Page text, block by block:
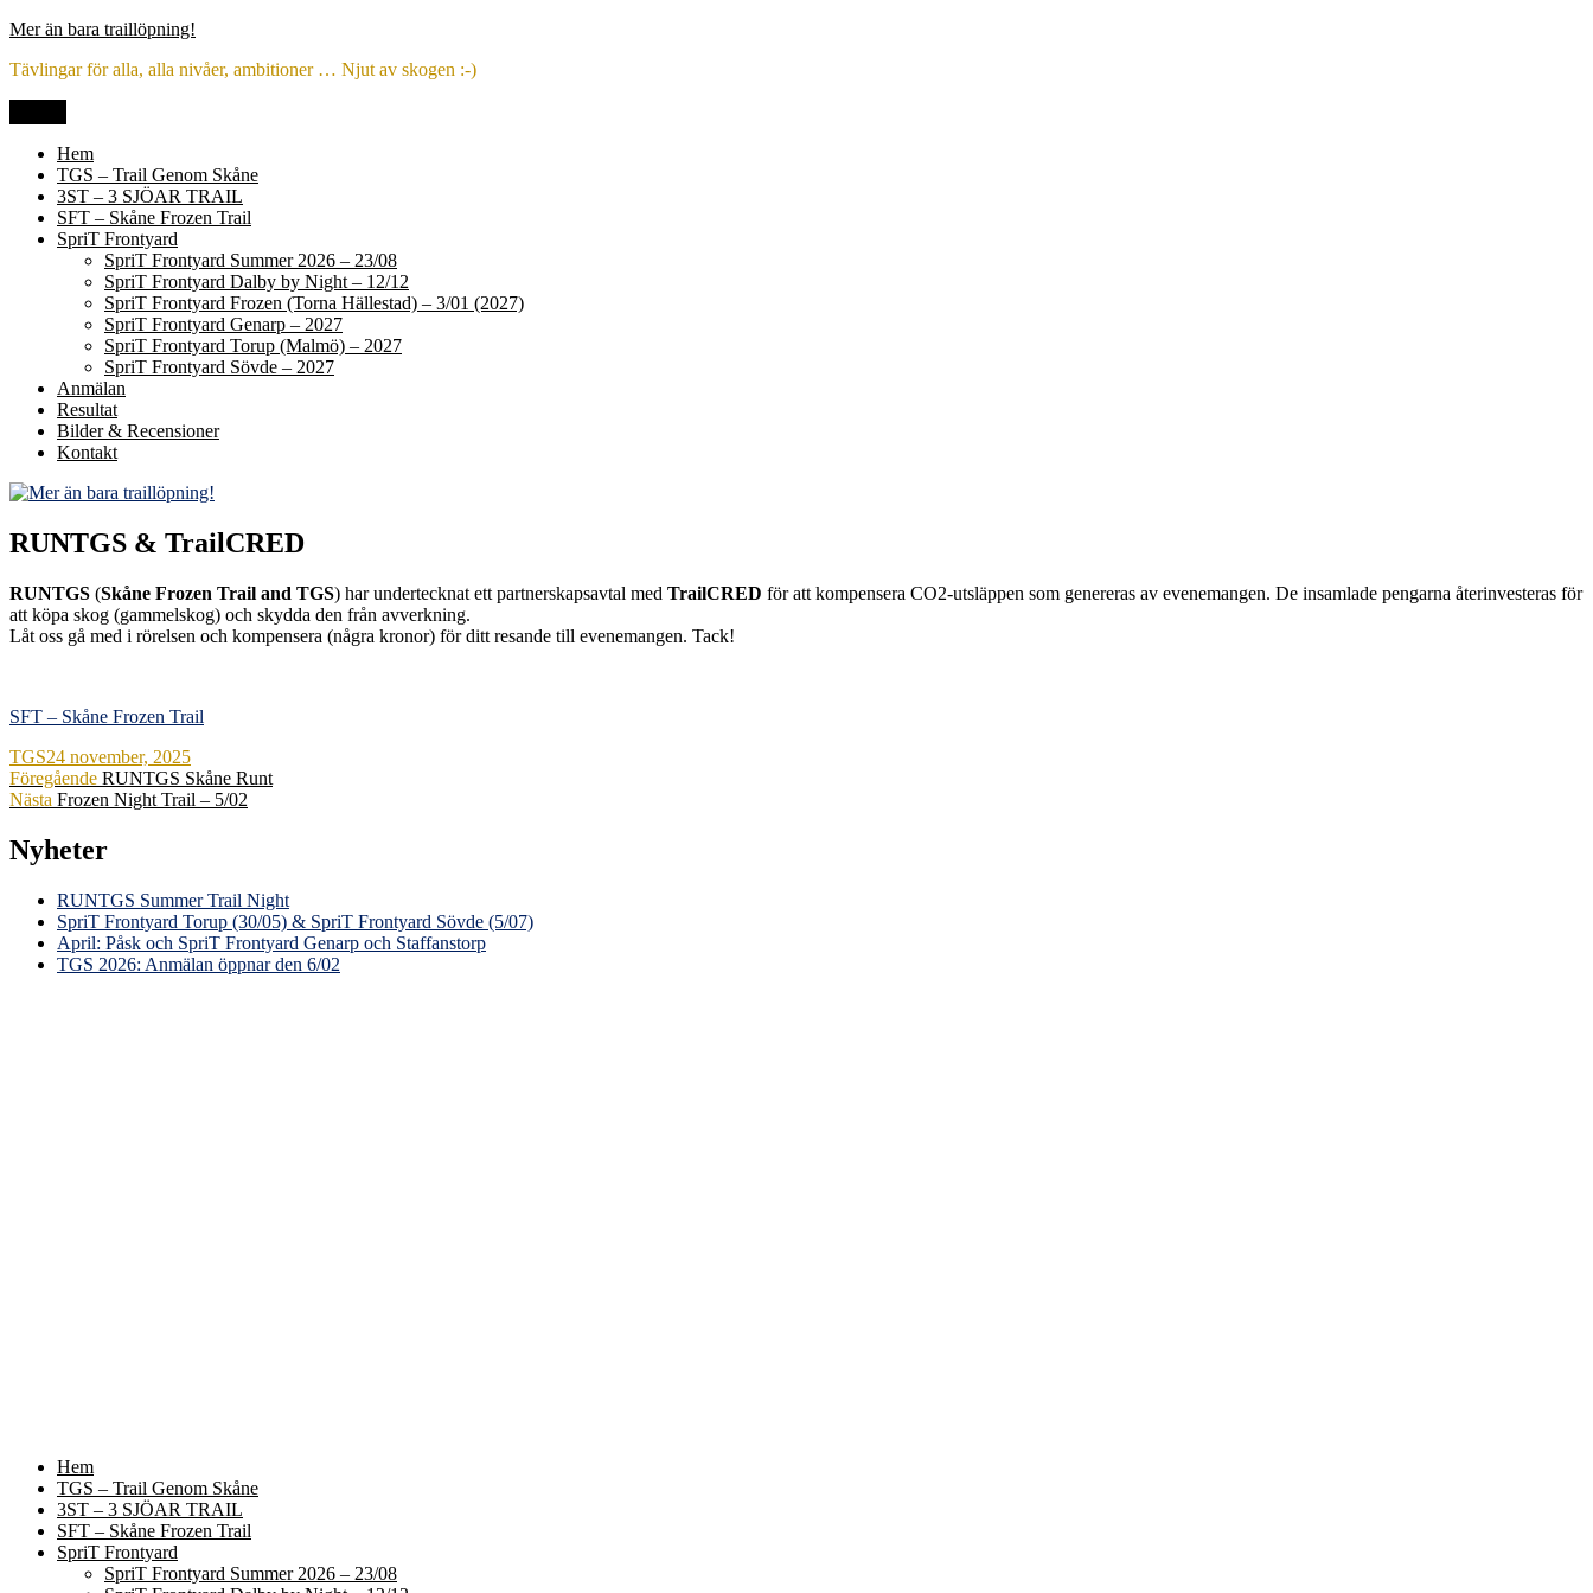
Hoppa
innehåll
Mer än bara traillöpning!
Tävlingar för alla, alla nivåer, ambitioner … Njut av skogen :-)
Hem
TGS – Trail Genom Skåne
3ST – 3 SJÖAR TRAIL
SFT – Skåne Frozen Trail
SpriT Frontyard
SpriT Frontyard Summer 2026 – 23/08
SpriT Frontyard Dalby by Night – 12/12
SpriT Frontyard Frozen (Torna Hällestad) – 3/01 (2027)
SpriT Frontyard Genarp – 2027
SpriT Frontyard Torup (Malmö) – 2027
SpriT Frontyard Sövde – 2027
Anmälan
Resultat
Bilder & Recensioner
Kontakt
RUNTGS & TrailCRED
RUNTGS (Skåne Frozen Trail and TGS) har undertecknat ett partnerskapsavtal med TrailCRED för att kompensera CO2-utsläppen som genereras av evenemangen. De insamlade pengarna återinvesteras för
att köpa skog (gammelskog) och skydda den från avverkning.
Låt oss gå med i rörelsen och kompensera (några kronor) för ditt resande till evenemangen. Tack!
SFT – Skåne Frozen Trail
Författare
TGSPublicerat
den
24 november, 2025
Inläggsnavigering
Föregående Föregående
inlägg:
RUNTGS Skåne Runt
Nästa Nästa
Frozen Night Trail – 5/02
Nyheter
RUNTGS Summer Trail Night
SpriT Frontyard Torup (30/05) & SpriT Frontyard Sövde (5/07)
April: Påsk och SpriT Frontyard Genarp och Staffanstorp
TGS 2026: Anmälan öppnar den 6/02
Hem
TGS – Trail Genom Skåne
3ST – 3 SJÖAR TRAIL
SFT – Skåne Frozen Trail
SpriT Frontyard
SpriT Frontyard Summer 2026 – 23/08